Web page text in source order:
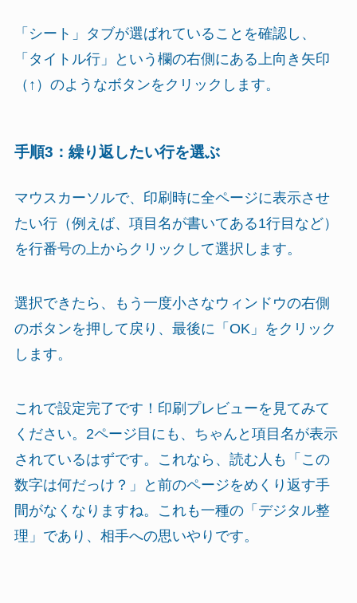
「シート」タブが選ばれていることを確認し、
「タイトル行」という欄の右側にある上向き矢印
（↑）のようなボタンをクリックします。
手順3：繰り返したい行を選ぶ
マウスカーソルで、印刷時に全ページに表示させ
たい行（例えば、項目名が書いてある1行目など）
を行番号の上からクリックして選択します。
選択できたら、もう一度小さなウィンドウの右側
のボタンを押して戻り、最後に「OK」をクリック
します。
これで設定完了です！印刷プレビューを見てみて
ください。2ページ目にも、ちゃんと項目名が表示
されているはずです。これなら、読む人も「この
数字は何だっけ？」と前のページをめくり返す手
間がなくなりますね。これも一種の「デジタル整
理」であり、相手への思いやりです。